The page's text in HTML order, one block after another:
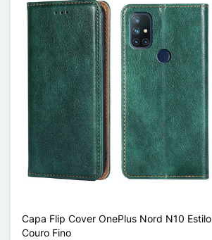
Capa Flip Cover OnePlus Nord N10 Estilo
Couro Fino